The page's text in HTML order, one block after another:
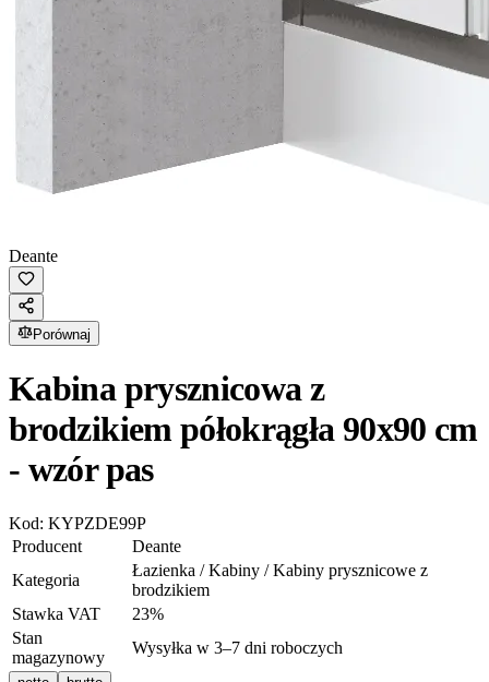
Deante
Porównaj
Kabina prysznicowa z
brodzikiem półokrągła 90x90 cm
- wzór pas
Kod: KYPZDE99P
Producent
Deante
Kategoria
Łazienka / Kabiny / Kabiny prysznicowe z
brodzikiem
Stawka VAT
23%
Stan
magazynowy
Wysyłka w 3–7 dni roboczych